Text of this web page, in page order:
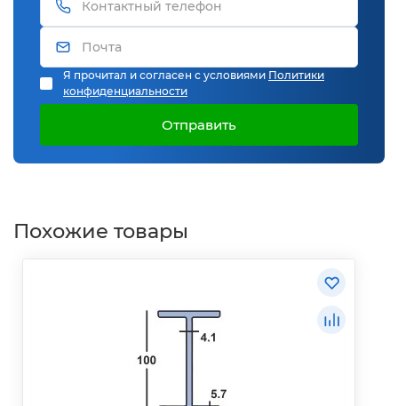
Я прочитал и согласен с условиями Политики
конфиденциальности
Отправить
Похожие товары